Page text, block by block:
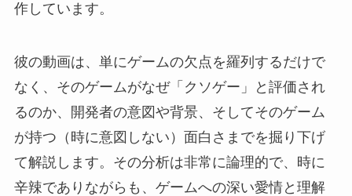
作しています。
彼の動画は、単にゲームの欠点を羅列するだけで
なく、そのゲームがなぜ「クソゲー」と評価され
るのか、開発者の意図や背景、そしてそのゲーム
が持つ（時に意図しない）面白さまでを掘り下げ
て解説します。その分析は非常に論理的で、時に
辛辣でありながらも、ゲームへの深い愛情と理解